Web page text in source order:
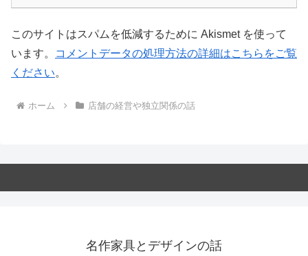
このサイトはスパムを低減するために Akismet を使って
います。
コメントデータの処理方法の詳細はこちらをご覧
ください。
ホーム 店舗の経営や独立関係の話
名作家具とデザインの話